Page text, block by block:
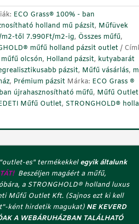
ECO Grass® 100% - ban
holland mű pázsit, Műfüvek
től 7.990Ft/m2-ig, Összes műfű,
műfű holland pázsit outlet
olcsón, Holland pázsit, kutyabarát
pázsit, Műfű vásárlás,
, Prémium pázsit Márka: ECO Grass ®
újrahasznosítható műfű, Műfű
Műfű Outlet, STRONGHOLD®
"outlet-es" termékekkel egyik általunk
Beszéljen magáért a műfű,
a STRONGHOLD®️ holland luxus
Műfű Outlet Kft. (Sajnos ezt ki kell
ként hirdetik magukat) NE KEVERD
A WEBÁRUHÁZBAN TALÁLHATÓ